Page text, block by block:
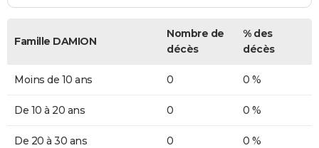
Famille DAMION
Nombre de
décès
% des
décès
Moins de 10 ans 0 0 %
De 10 à 20 ans 0 0 %
De 20 à 30 ans 0 0 %